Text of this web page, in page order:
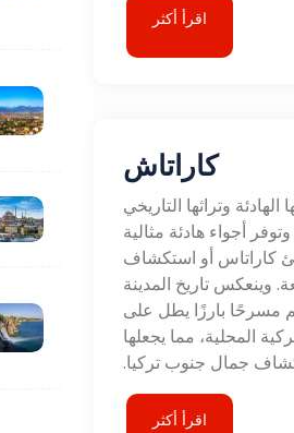
اقرأ أكثر
كاراتاش
وتراثها التاريخي
أجواء هادئة مثالية
كاراتاس أو استكشاف
وينعكس تاريخ المدينة
مسرحًا بارزًا يطل على
المحلية، مما يجعلها
جمال جنوب تركيا.
اقرأ أكثر